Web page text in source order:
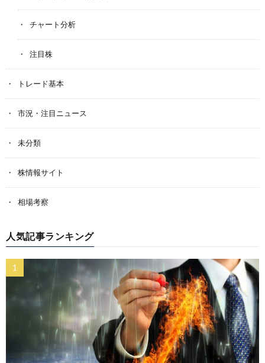
チャート分析
注目株
トレード基本
市況・注目ニュース
未分類
株情報サイト
相場考察
人気記事ランキング